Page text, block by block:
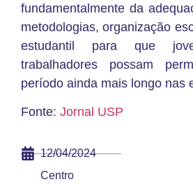
fundamentalmente da
metodologias, organização
estudantil para que
trabalhadores possam
período ainda mais longo nas
Fonte: Jornal USP
12/04/2024
Centro